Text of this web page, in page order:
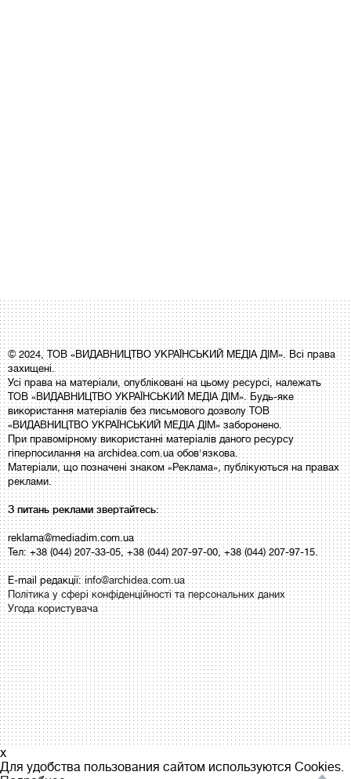
© 2024, ТОВ «ВИДАВНИЦТВО УКРАЇНСЬКИЙ МЕДІА ДІМ». Всі права
захищені.
Усі права на матеріали, опубліковані на цьому ресурсі, належать
ТОВ «ВИДАВНИЦТВО УКРАЇНСЬКИЙ МЕДІА ДІМ». Будь-яке
використання матеріалів без письмового дозволу ТОВ
«ВИДАВНИЦТВО УКРАЇНСЬКИЙ МЕДІА ДІМ» заборонено.
При правомірному використанні матеріалів даного ресурсу
гіперпосилання на archidea.com.ua обов'язкова.
Матеріали, що позначені знаком «Реклама», публікуються на правах
реклами.
З питань реклами звертайтесь:
reklama@mediadim.com.ua
Тел: +38 (044) 207-33-05, +38 (044) 207-97-00, +38 (044) 207-97-15.
E-mail редакції:info@archidea.com.ua
Політика у сфері конфіденційності та персональних даних
Угода користувача
x
Для удобства пользования сайтом используются Cookies.